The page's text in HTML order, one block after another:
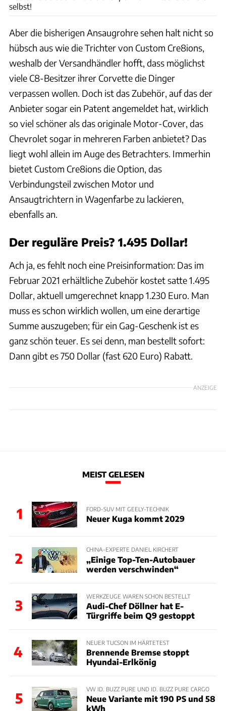
selbst!
Aber die bisherigen Ansaugrohre sehen halt nicht so
hübsch aus wie die Trichter von Custom Cre8ions,
weshalb der Versandhändler hofft, dass möglichst
viele C8-Besitzer ihrer Corvette die Dinger
verpassen wollen. Doch ist das Zubehör, auf das der
Anbieter sogar ein Patent angemeldet hat, wirklich
so viel schöner als das originale Motor-Cover, das
Chevrolet sogar in mehreren Farben anbietet? Das
liegt wohl allein im Auge des Betrachters. Immerhin
bietet Custom Cre8ions die Option, das
Verbindungsteil zwischen Motor und
Ansaugtrichtern in Wagenfarbe zu lackieren,
ebenfalls an.
Der reguläre Preis? 1.495 Dollar!
Ach ja, es fehlt noch eine Preisinformation: Das im
Februar 2021 erhältliche Zubehör kostet satte 1.495
Dollar, aktuell umgerechnet knapp 1.230 Euro. Man
muss es schon wirklich wollen, um eine derartige
Summe auszugeben; für ein Gag-Geschenk ist es
ganz schön teuer. Es sei denn, man bestellt sofort:
Dann gibt es 750 Dollar (fast 620 Euro) Rabatt.
ANZEIGE
MEIST GELESEN
1 FORD-SUV MIT GEELY-TECHNIK
Neuer Kuga kommt 2029
2
CHINA-EXPERTE DANIEL KIRCHERT
„Einige Top-Ten-Autobauer
werden verschwinden“
3
WERKZEUGE WAREN SCHON BESTELLT
Audi-Chef Döllner hat E-
Türgriffe beim Q9 gestoppt
4
NEUER TUCSON IM HÄRTETEST
Brennende Bremse stoppt
Hyundai-Erlkönig
5
VW ID. BUZZ PURE UND ID. BUZZ PURE CARGO
Neue Variante mit 190 PS und 58
kWh